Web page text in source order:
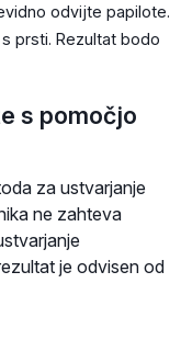
odvijte papilote.
prsti. Rezultat bodo
s pomočjo
za ustvarjanje
ne zahteva
je odvisen od